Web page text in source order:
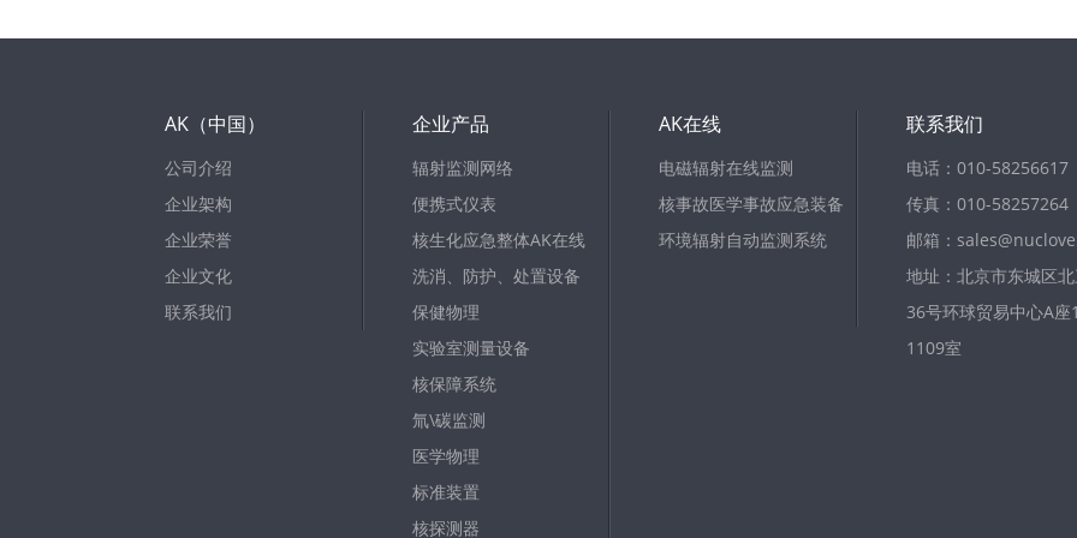
AK（中国）
公司介绍
企业架构
企业荣誉
企业文化
联系我们
企业产品
辐射监测网络
便携式仪表
核生化应急整体AK在线
洗消、防护、处置设备
保健物理
实验室测量设备
核保障系统
氚\碳监测
医学物理
标准装置
核探测器
AK在线
电磁辐射在线监测
核事故医学事故应急装备
环境辐射自动监测系统
联系我们
电话：010-58256617
传真：010-58257264
邮箱：
地址：北京市东城区
36号环球贸易中心A座
1109室